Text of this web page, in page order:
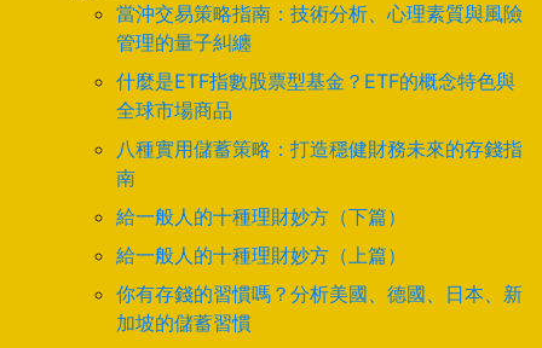
當沖交易策略指南：技術分析、心理素質與風險
管理的量子糾纏
什麼是ETF指數股票型基金？ETF的概念特色與
全球市場商品
八種實用儲蓄策略：打造穩健財務未來的存錢指
南
給一般人的十種理財妙方（下篇）
給一般人的十種理財妙方（上篇）
你有存錢的習慣嗎？分析美國、德國、日本、新
加坡的儲蓄習慣